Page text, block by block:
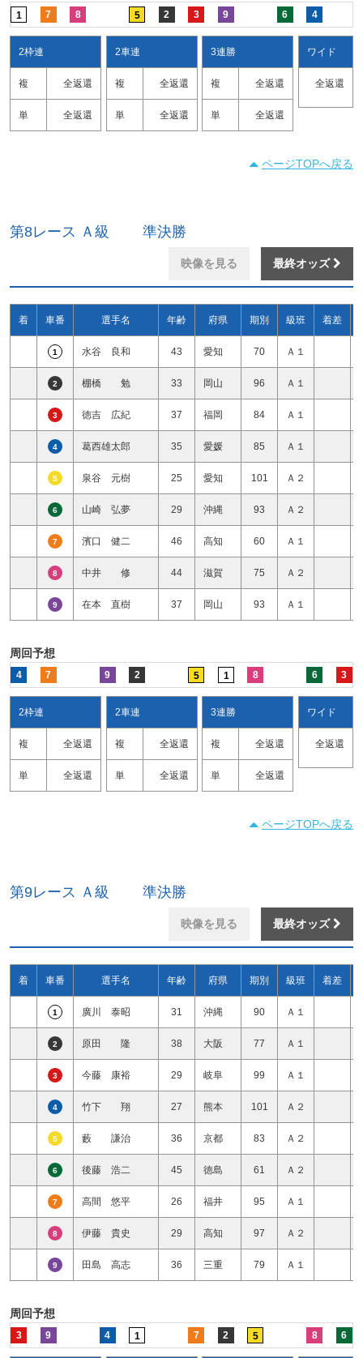
1 7 8 5 2 3 9 6 4
2枠連
複 全返還
単 全返還
2車連
複 全返還
単 全返還
3連勝
複 全返還
単 全返還
ワイド
全返還
ページTOPへ戻る
第8レース Ａ級 準決勝
映像を見る 最終オッズ
着 車番 選手名 年齢 府県 期別 級班 着差
1 水谷 良和 43 愛知 70 Ａ１
2 棚橋 勉 33 岡山 96 Ａ１
3 徳吉 広紀 37 福岡 84 Ａ１
4 葛西雄太郎 35 愛媛 85 Ａ１
5 泉谷 元樹 25 愛知 101 Ａ２
6 山崎 弘夢 29 沖縄 93 Ａ２
7 濱口 健二 46 高知 60 Ａ１
8 中井 修 44 滋賀 75 Ａ２
9 在本 直樹 37 岡山 93 Ａ１
周回予想
4 7 9 2 5 1 8 6 3
2枠連
複 全返還
単 全返還
2車連
複 全返還
単 全返還
3連勝
複 全返還
単 全返還
ワイド
全返還
ページTOPへ戻る
第9レース Ａ級 準決勝
映像を見る 最終オッズ
着 車番 選手名 年齢 府県 期別 級班 着差
1 廣川 泰昭 31 沖縄 90 Ａ１
2 原田 隆 38 大阪 77 Ａ１
3 今藤 康裕 29 岐阜 99 Ａ１
4 竹下 翔 27 熊本 101 Ａ２
5 藪 謙治 36 京都 83 Ａ２
6 後藤 浩二 45 徳島 61 Ａ２
7 高間 悠平 26 福井 95 Ａ１
8 伊藤 貴史 29 高知 97 Ａ２
9 田島 高志 36 三重 79 Ａ１
周回予想
3 9 4 1 7 2 5 8 6